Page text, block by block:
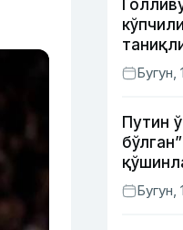
Бугун,
Путин
Бугун,